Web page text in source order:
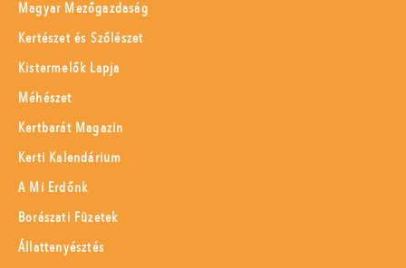
Magyar Mezőgazdaság
Kertészet és Szőlészet
Kistermelők Lapja
Méhészet
Kertbarát Magazin
Kerti Kalendárium
A Mi Erdőnk
Borászati Füzetek
Állattenyésztés